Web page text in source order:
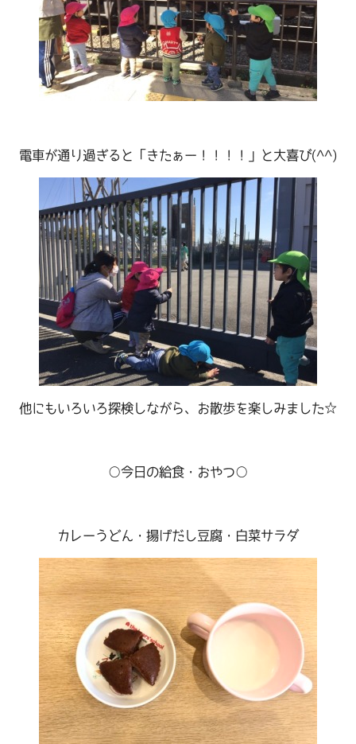
電車が通り過ぎると「きたぁー！！！！」と大喜び(^^)
他にもいろいろ探検しながら、お散歩を楽しみました☆
○今日の給食・おやつ○
カレーうどん・揚げだし豆腐・白菜サラダ